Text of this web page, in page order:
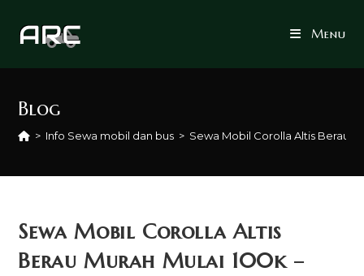
Menu
Blog
> Info Sewa mobil dan bus > Sewa Mobil Corolla Altis Berau
Sewa Mobil Corolla Altis
Berau Murah Mulai 100k –